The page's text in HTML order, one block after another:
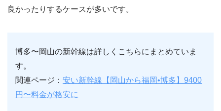
良かったりするケースが多いです。
博多〜岡山の新幹線は詳しくこちらにまとめていま
す。
関連ページ： 安い新幹線【岡山から福岡•博多】9400
円〜料金が格安に